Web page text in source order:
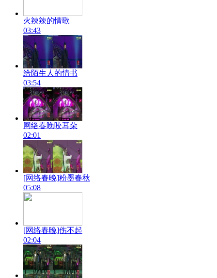
火辣辣的情歌
03:43
给陌生人的情书
03:54
网络春晚咬耳朵
02:01
[网络春晚]粉墨春秋
05:08
[网络春晚]伤不起
02:04